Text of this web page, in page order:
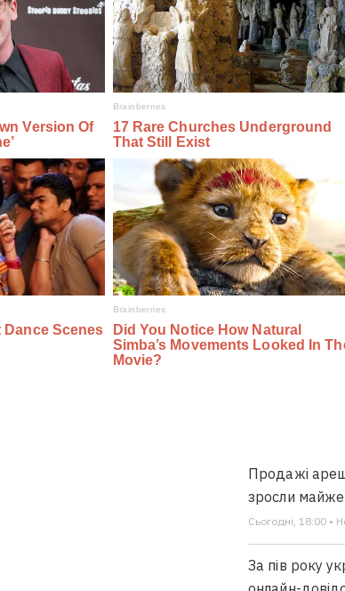
Продажі
зросли
Сьогодні, 18:00 •
За пів року